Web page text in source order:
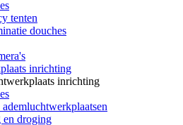
tenten
douches
inrichting
inrichting
droging